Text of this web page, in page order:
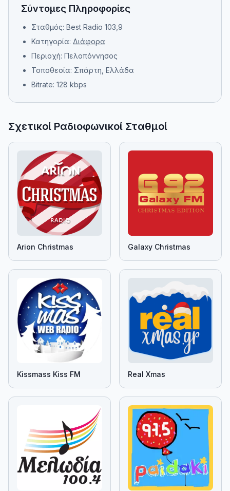
Σύντομες Πληροφορίες
Σταθμός: Best Radio 103,9
Κατηγορία: Διάφορα
Περιοχή: Πελοπόννησος
Τοποθεσία: Σπάρτη, Ελλάδα
Bitrate: 128 kbps
Σχετικοί Ραδιοφωνικοί Σταθμοί
Arion Christmas Galaxy Christmas
Kissmass Kiss FM Real Xmas